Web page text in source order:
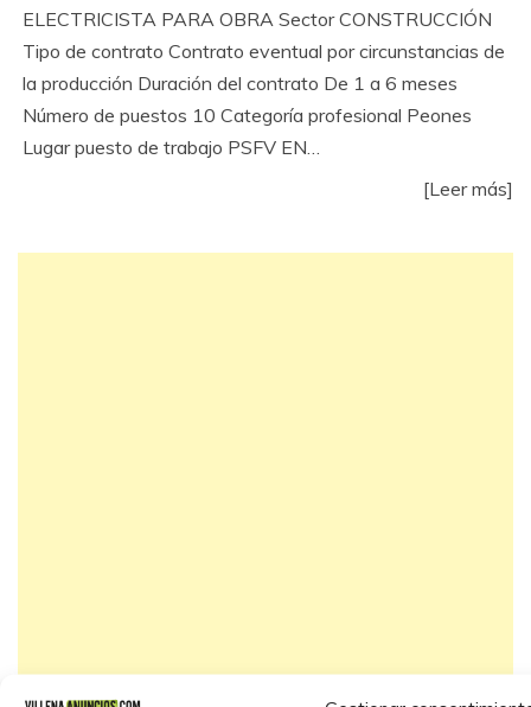
ELECTRICISTA PARA OBRA Sector CONSTRUCCIÓN
Tipo de contrato Contrato eventual por circunstancias de
la producción Duración del contrato De 1 a 6 meses
Número de puestos 10 Categoría profesional Peones
Lugar puesto de trabajo PSFV EN…
[Leer más]